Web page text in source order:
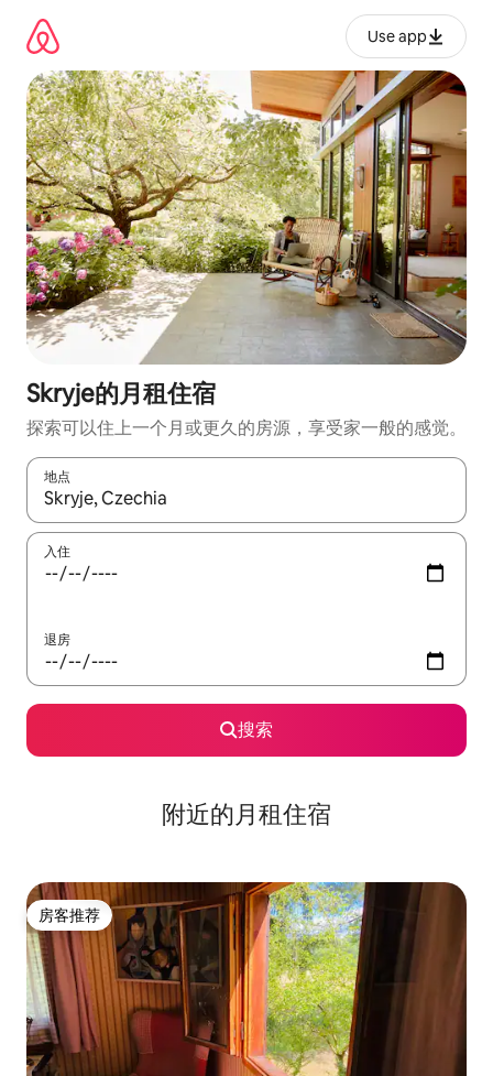
Use app
Skryje的月租住宿
探索可以住上一个月或更久的房源，享受家一般的感觉。
地点
如有搜索结果，请使用上下方向键查看，或通过点击或滑动手势
入住
退房
搜索
附近的月租住宿
房客推荐
房客推荐